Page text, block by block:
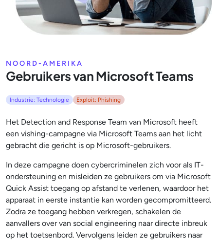
NOORD-AMERIKA
Gebruikers van Microsoft Teams
Industrie: Technologie Exploit: Phishing
Het Detection and Response Team van Microsoft heeft
een vishing-campagne via Microsoft Teams aan het licht
gebracht die gericht is op Microsoft-gebruikers.
In deze campagne doen cybercriminelen zich voor als IT-
ondersteuning en misleiden ze gebruikers om via Microsoft
Quick Assist toegang op afstand te verlenen, waardoor het
apparaat in eerste instantie kan worden gecompromitteerd.
Zodra ze toegang hebben verkregen, schakelen de
aanvallers over van social engineering naar directe inbreuk
op het toetsenbord. Vervolgens leiden ze gebruikers naar